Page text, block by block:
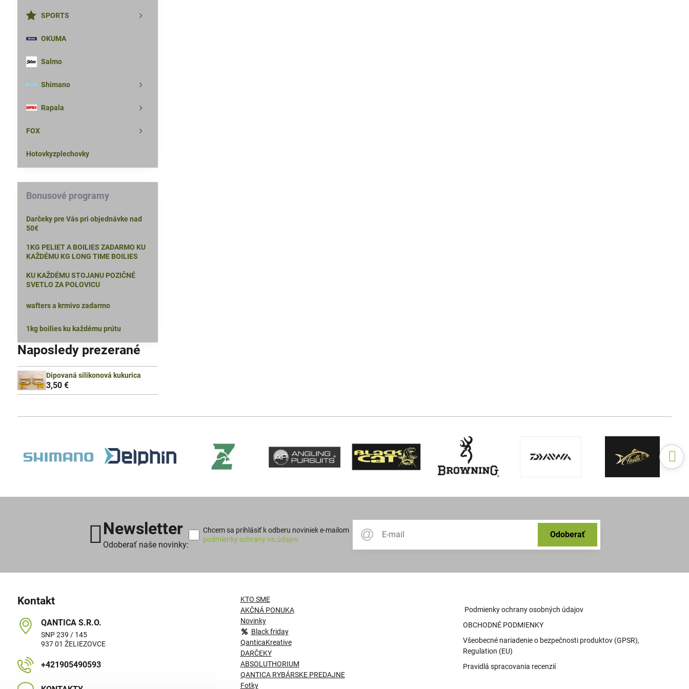
SPORTS
OKUMA
Salmo
Shimano
Rapala
FOX
Hotovkyzplechovky
Bonusové programy
Darčeky pre Vás pri objednávke nad
50€
1KG PELIET A BOILIES ZADARMO KU
KAŽDÉMU KG LONG TIME BOILIES
KU KAŽDÉMU STOJANU POZIČNÉ
SVETLO ZA POLOVICU
wafters a krmivo zadarmo
1kg boilies ku každému prútu
Naposledy prezerané
Dipovaná silikonová kukurica
3,50 €
Newsletter
Odoberať naše novinky:
Odoberať
Chcem sa prihlásiť k odberu noviniek e-mailom
podmienky ochrany os.údajov.
Kontakt
QANTICA S​.R​.O​.
SNP 239 / 145
937 01 ŽELIEZOVCE
+421905490593
KTO SME
AKČNÁ PONUKA
Novinky
Black friday
QanticaKreative
DARČEKY
ABSOLUTHORIUM
QANTICA RYBÁRSKE PREDAJNE
Fotky
Podmienky ochrany osobných údajov
OBCHODNÉ PODMIENKY
Všeobecné nariadenie o bezpečnosti produktov (GPSR),
Regulation (EU)
Pravidlá spracovania recenzií